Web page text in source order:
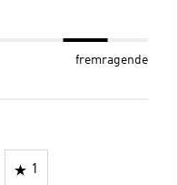
fremragende
1